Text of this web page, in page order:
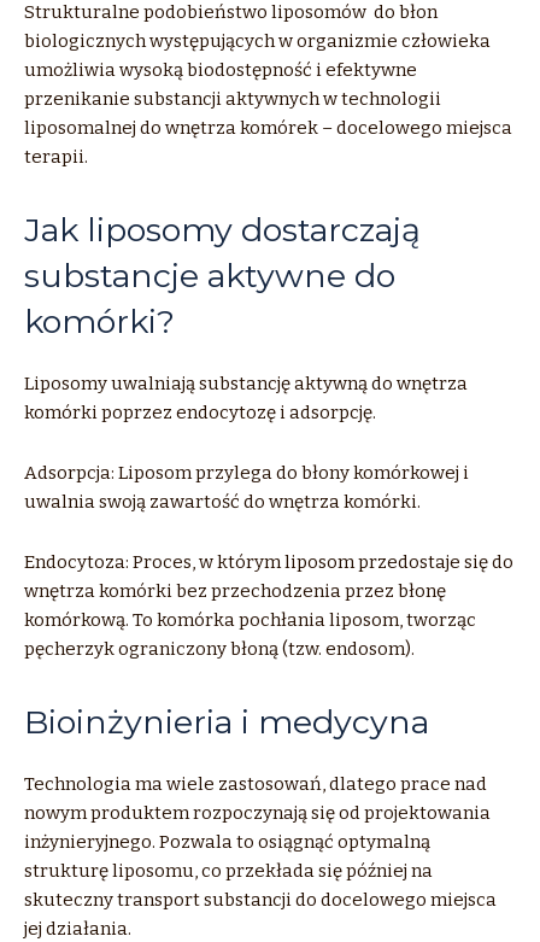
Strukturalne podobieństwo liposomów do błon
biologicznych występujących w organizmie człowieka
umożliwia wysoką biodostępność i efektywne
przenikanie substancji aktywnych w technologii
liposomalnej do wnętrza komórek – docelowego miejsca
terapii.
Jak liposomy dostarczają
substancje aktywne do
komórki?
Liposomy uwalniają substancję aktywną do wnętrza
komórki poprzez endocytozę i adsorpcję.
Adsorpcja: Liposom przylega do błony komórkowej i
uwalnia swoją zawartość do wnętrza komórki.
Endocytoza: Proces, w którym liposom przedostaje się do
wnętrza komórki bez przechodzenia przez błonę
komórkową. To komórka pochłania liposom, tworząc
pęcherzyk ograniczony błoną (tzw. endosom).
Bioinżynieria i medycyna
Technologia ma wiele zastosowań, dlatego prace nad
nowym produktem rozpoczynają się od projektowania
inżynieryjnego. Pozwala to osiągnąć optymalną
strukturę liposomu, co przekłada się później na
skuteczny transport substancji do docelowego miejsca
jej działania.